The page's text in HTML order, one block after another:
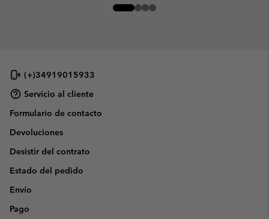
(+)34919015933
Servicio al cliente
Formulario de contacto
Devoluciones
Desistir del contrato
Estado del pedido
Envío
Pago